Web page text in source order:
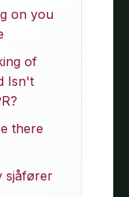
on you
of
Isn't
there
sjåfører